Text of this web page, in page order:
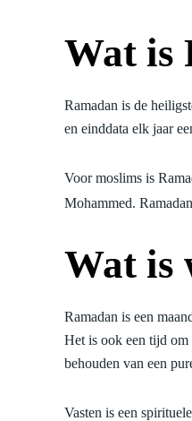
Wat is
Ramadan is de
en einddata elk jaar
Voor moslims is
Mohammed.
Wat is
Ramadan is een
Het is ook een tijd
behouden van een
Vasten is een